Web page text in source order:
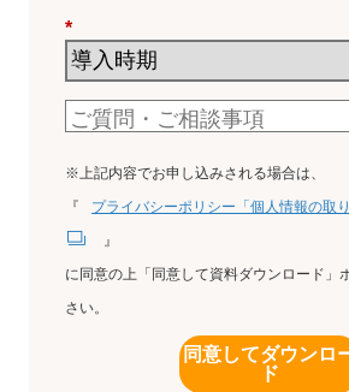
*
※上記内容でお申し込みされる場合は、
『
プライバシーポリシー「個人情報の取
』
に同意の上「同意して資料ダウンロード」
さい。
同意してダウンロ
ド